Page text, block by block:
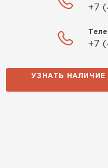
+7
+7
УЗНАТЬ